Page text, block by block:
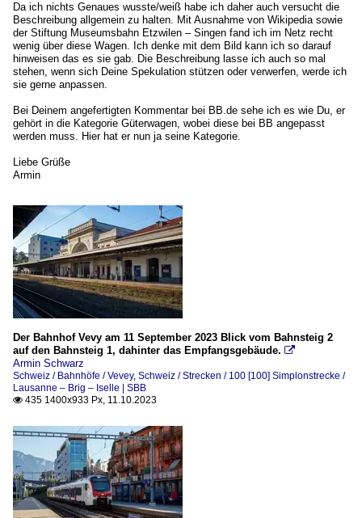
Da ich nichts Genaues wusste/weiß habe ich daher auch versucht die
Beschreibung allgemein zu halten. Mit Ausnahme von Wikipedia sowie
der Stiftung Museumsbahn Etzwilen – Singen fand ich im Netz recht
wenig über diese Wagen. Ich denke mit dem Bild kann ich so darauf
hinweisen das es sie gab. Die Beschreibung lasse ich auch so mal
stehen, wenn sich Deine Spekulation stützen oder verwerfen, werde ich
sie gerne anpassen.
Bei Deinem angefertigten Kommentar bei BB.de sehe ich es wie Du, er
gehört in die Kategorie Güterwagen, wobei diese bei BB angepasst
werden muss. Hier hat er nun ja seine Kategorie.
Liebe Grüße
Armin
Der Bahnhof Vevy am 11 September 2023 Blick vom Bahnsteig 2
auf den Bahnsteig 1, dahinter das Empfangsgebäude. 
Armin Schwarz
Schweiz / Bahnhöfe / Vevey, Schweiz / Strecken / 100 [100] Simplonstrecke /
Lausanne – Brig – Iselle | SBB
 435 1400x933 Px, 11.10.2023